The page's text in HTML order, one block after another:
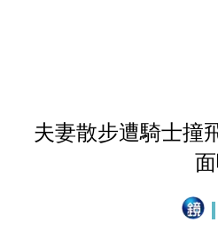
夫妻散步遭騎士